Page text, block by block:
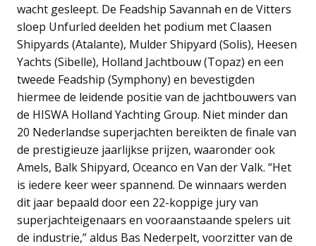
wacht gesleept. De Feadship Savannah en de Vitters
sloep Unfurled deelden het podium met Claasen
Shipyards (Atalante), Mulder Shipyard (Solis), Heesen
Yachts (Sibelle), Holland Jachtbouw (Topaz) en een
tweede Feadship (Symphony) en bevestigden
hiermee de leidende positie van de jachtbouwers van
de HISWA Holland Yachting Group. Niet minder dan
20 Nederlandse superjachten bereikten de finale van
de prestigieuze jaarlijkse prijzen, waaronder ook
Amels, Balk Shipyard, Oceanco en Van der Valk. “Het
is iedere keer weer spannend. De winnaars werden
dit jaar bepaald door een 22-koppige jury van
superjachteigenaars en vooraanstaande spelers uit
de industrie,” aldus Bas Nederpelt, voorzitter van de